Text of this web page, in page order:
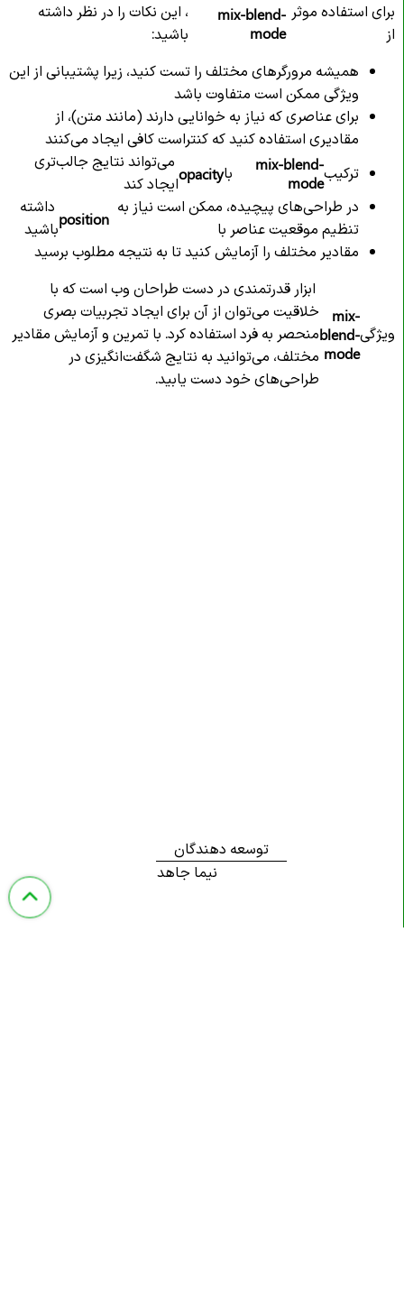
برای استفاده موثر
از
mix-blend-
mode
، این نکات را در نظر داشته
باشید:
همیشه مرورگرهای مختلف را تست کنید، زیرا پشتیبانی از این
ویژگی ممکن است متفاوت باشد
برای عناصری که نیاز به خوانایی دارند (مانند متن)، از
مقادیری استفاده کنید که کنتراست کافی ایجاد می‌کنند
ترکیبmix-blend-
mode
باopacity
می‌تواند نتایج جالب‌تری
ایجاد کند
در طراحی‌های پیچیده، ممکن است نیاز به
تنظیم موقعیت عناصر با
position
داشته
باشید
مقادیر مختلف را آزمایش کنید تا به نتیجه مطلوب برسید
ویژگی
mix-
blend-
mode
ابزار قدرتمندی در دست طراحان وب است که با
خلاقیت می‌توان از آن برای ایجاد تجربیات بصری
منحصر به فرد استفاده کرد. با تمرین و آزمایش مقادیر
مختلف، می‌توانید به نتایج شگفت‌انگیزی در
طراحی‌های خود دست یابید.
توسعه دهندگان
نیما جاهد